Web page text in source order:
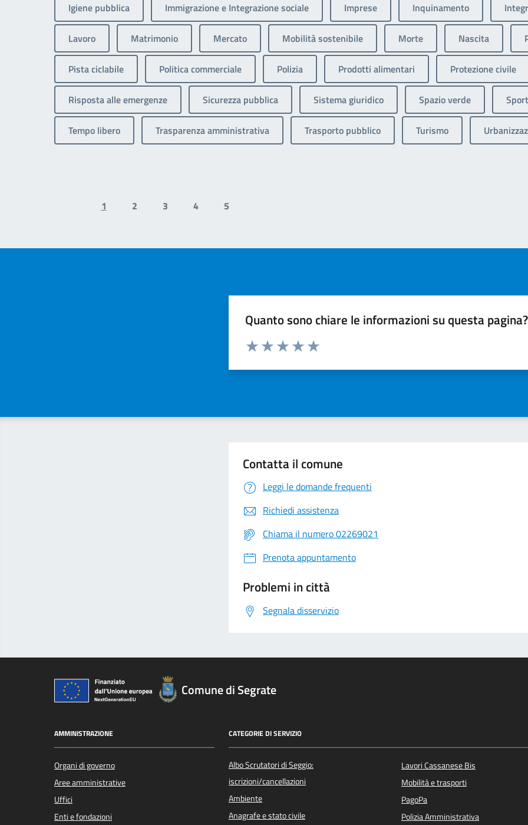
Igiene pubblica Immigrazione e Integrazione sociale Imprese Inquinamento
Lavoro Matrimonio Mercato Mobilità sostenibile Morte Nascita
Pista ciclabile Politica commerciale Polizia Prodotti alimentari Protezione civile
Risposta alle emergenze Sicurezza pubblica Sistema giuridico Spazio verde
Tempo libero Trasparenza amministrativa Trasporto pubblico Turismo
Previous page
1 2 3 4 5
Quanto sono chiare le informazioni su questa pagina?
Valuta da 1 a 5 stelle la pagina
Contatta il comune
Leggi le domande frequenti
Richiedi assistenza
Chiama il numero 02269021
Prenota appuntamento
Problemi in città
Segnala disservizio
Comune di Segrate
AMMINISTRAZIONE
Organi di governo
Aree amministrative
Uffici
Enti e fondazioni
CATEGORIE DI SERVIZIO
Albo Scrutatori di Seggio:
iscrizioni/cancellazioni
Ambiente
Anagrafe e stato civile
Lavori Cassanese Bis
Mobilità e trasporti
PagoPa
Polizia Amministrativa